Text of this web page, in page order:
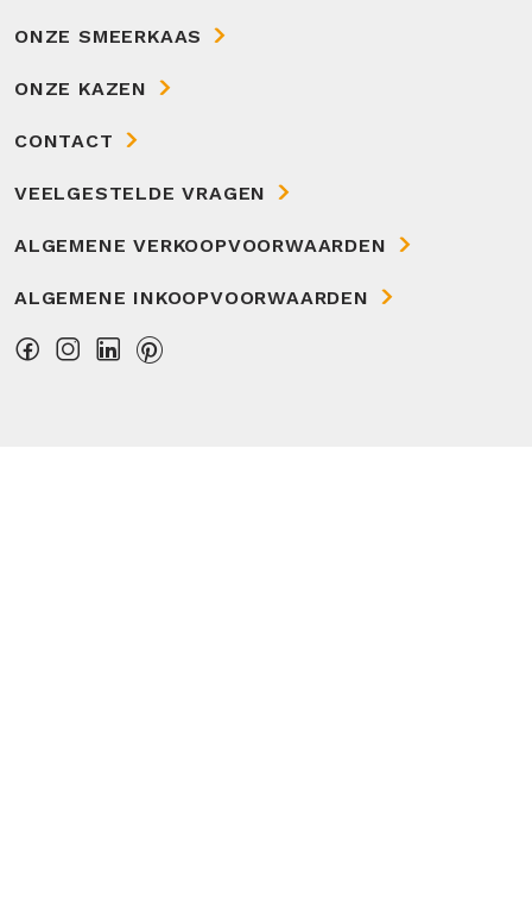
ONZE SMEERKAAS
ONZE KAZEN
CONTACT
VEELGESTELDE VRAGEN
ALGEMENE VERKOOPVOORWAARDEN
ALGEMENE INKOOPVOORWAARDEN